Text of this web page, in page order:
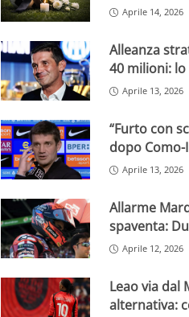
Aprile 14, 2026
Alleanza
40 milioni:
Aprile 13, 2026
“Furto con
dopo
Aprile 13, 2026
Allarme
spaventa:
Aprile 12, 2026
Leao via dal
alternativa: